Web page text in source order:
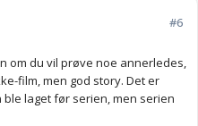
#6
om du vil prøve noe annerledes,
film, men god story. Det er
laget før serien, men serien